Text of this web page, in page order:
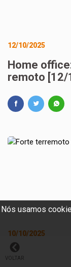
Nós usamos
12/10/2025
Home
remoto [12/
10/10/2025
Forte
VOLTAR